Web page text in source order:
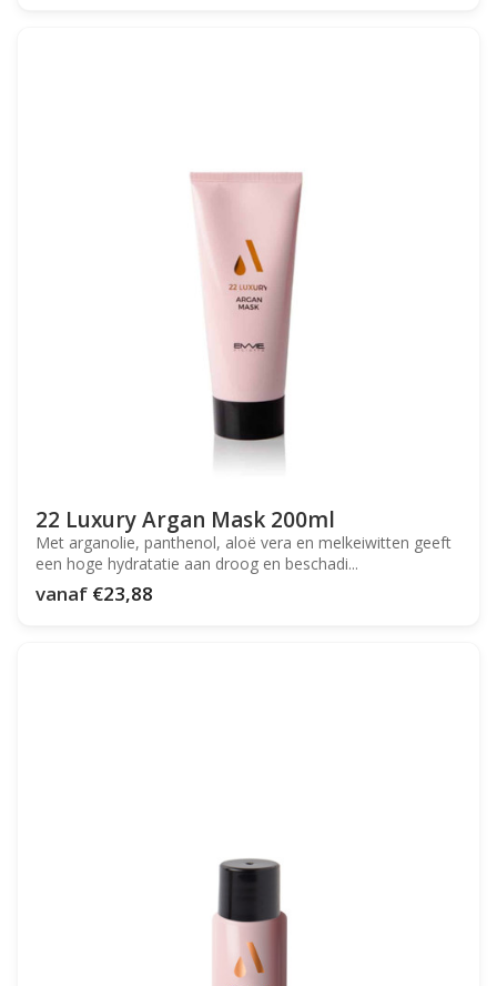
22 Luxury Argan Mask 200ml
Met arganolie, panthenol, aloë vera en melkeiwitten geeft
een hoge hydratatie aan droog en beschadi...
vanaf €23,88